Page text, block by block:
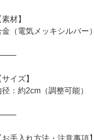
素材】
金（電気メッキシルバー）
サイズ】
径：約2cm（調整可能）
お手入れ方法・注意事項】